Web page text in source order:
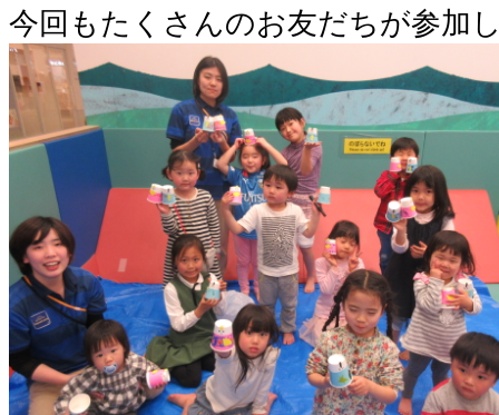
今回もたくさんのお友だちが参加